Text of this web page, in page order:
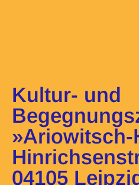
Kultur- und
»Ariowitsch-
04105